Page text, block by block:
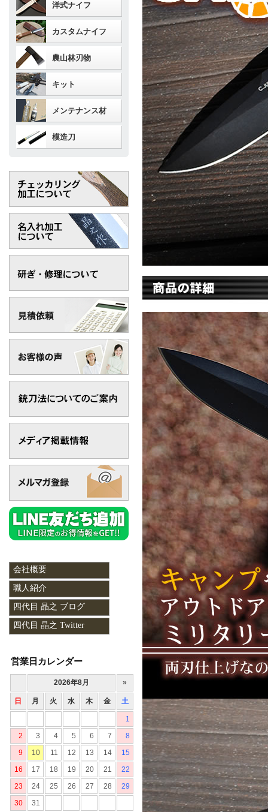
洋式ナイフ
カスタムナイフ
農山林刃物
キット
メンテナンス材
模造刀
会社概要
職人紹介
四代目 晶之 ブログ
四代目 晶之 Twitter
営業日カレンダー